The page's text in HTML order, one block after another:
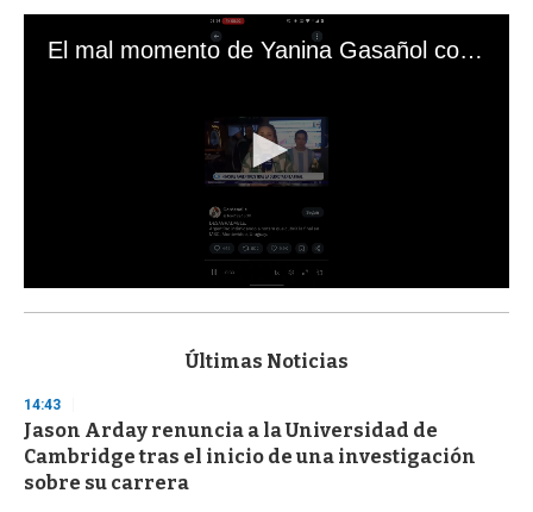
El mal momento de Yanina Gasañol con un hincha argentino en "Subrayado"
s
d
s
o
f
3
Últimas Noticias
14:43
Jason Arday renuncia a la Universidad de
Cambridge tras el inicio de una investigación
sobre su carrera